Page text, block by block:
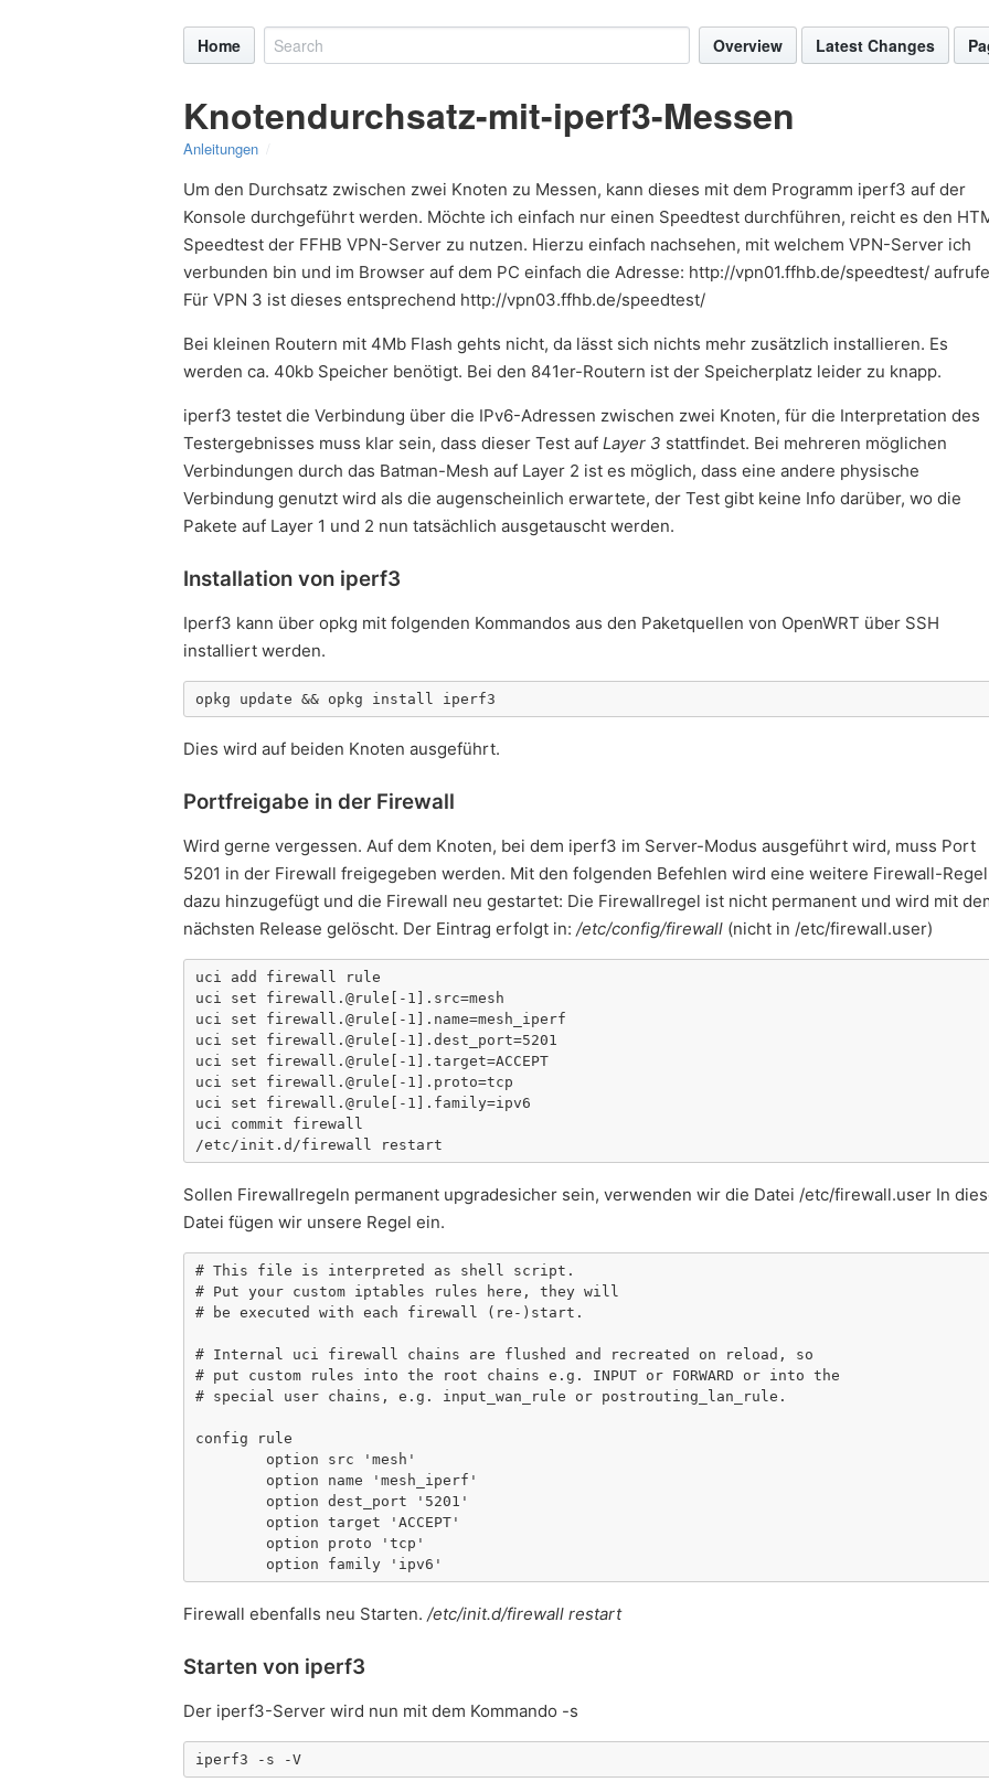
Home Overview Latest Changes
Knotendurchsatz-mit-iperf3-Messen
Anleitungen
Um den Durchsatz zwischen zwei Knoten zu Messen, kann dieses mit dem Programm iperf3 auf der
Konsole durchgeführt werden. Möchte ich einfach nur einen Speedtest durchführen, reicht es den
Speedtest der FFHB VPN-Server zu nutzen. Hierzu einfach nachsehen, mit welchem VPN-Server ich
verbunden bin und im Browser auf dem PC einfach die Adresse: http://vpn01.ffhb.de/speedtest/
Für VPN 3 ist dieses entsprechend http://vpn03.ffhb.de/speedtest/
Bei kleinen Routern mit 4Mb Flash gehts nicht, da lässt sich nichts mehr zusätzlich installieren. Es
werden ca. 40kb Speicher benötigt. Bei den 841er-Routern ist der Speicherplatz leider zu knapp.
iperf3 testet die Verbindung über die IPv6-Adressen zwischen zwei Knoten, für die Interpretation des
Testergebnisses muss klar sein, dass dieser Test auf Layer 3 stattfindet. Bei mehreren möglichen
Verbindungen durch das Batman-Mesh auf Layer 2 ist es möglich, dass eine andere physische
Verbindung genutzt wird als die augenscheinlich erwartete, der Test gibt keine Info darüber, wo die
Pakete auf Layer 1 und 2 nun tatsächlich ausgetauscht werden.
Installation von iperf3
Iperf3 kann über opkg mit folgenden Kommandos aus den Paketquellen von OpenWRT über SSH
installiert werden.
opkg update && opkg install iperf3
Dies wird auf beiden Knoten ausgeführt.
Portfreigabe in der Firewall
Wird gerne vergessen. Auf dem Knoten, bei dem iperf3 im Server-Modus ausgeführt wird, muss Port
5201 in der Firewall freigegeben werden. Mit den folgenden Befehlen wird eine weitere Firewall-Regel
dazu hinzugefügt und die Firewall neu gestartet: Die Firewallregel ist nicht permanent und wird mit
nächsten Release gelöscht. Der Eintrag erfolgt in: /etc/config/firewall (nicht in /etc/firewall.user)
uci add firewall rule
uci set firewall.@rule[-1].src=mesh
uci set firewall.@rule[-1].name=mesh_iperf
uci set firewall.@rule[-1].dest_port=5201
uci set firewall.@rule[-1].target=ACCEPT
uci set firewall.@rule[-1].proto=tcp
uci set firewall.@rule[-1].family=ipv6
uci commit firewall
/etc/init.d/firewall restart
Sollen Firewallregeln permanent upgradesicher sein, verwenden wir die Datei /etc/firewall.user In
Datei fügen wir unsere Regel ein.
# This file is interpreted as shell script.
# Put your custom iptables rules here, they will
# be executed with each firewall (re-)start.
# Internal uci firewall chains are flushed and recreated on reload, so
# put custom rules into the root chains e.g. INPUT or FORWARD or into the
# special user chains, e.g. input_wan_rule or postrouting_lan_rule.
config rule
	option family 'ipv6'
Firewall ebenfalls neu Starten. /etc/init.d/firewall restart
Starten von iperf3
Der iperf3-Server wird nun mit dem Kommando -s
iperf3 -s -V